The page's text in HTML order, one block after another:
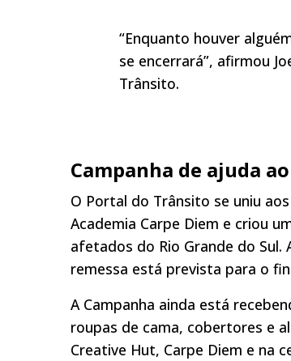
“Enquanto houver
se encerrará”, afirmou
Trânsito.
Campanha de ajuda
O Portal do Trânsito se uniu
Academia Carpe Diem e criou
afetados do Rio Grande do Sul.
remessa está prevista para o
A Campanha ainda está
roupas de cama, cobertores e
Creative Hut, Carpe Diem e na